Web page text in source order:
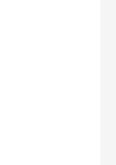
e Minucioso